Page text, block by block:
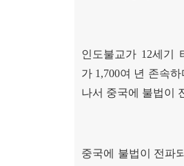
인도불교가 12세기
가 1,700여 년 존속
나서 중국에 불법이
중국에 불법이 전파